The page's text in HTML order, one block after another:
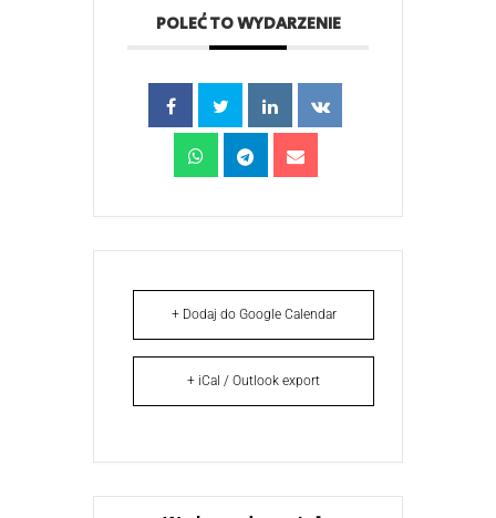
POLEĆ TO WYDARZENIE
+ Dodaj do Google Calendar
+ iCal / Outlook export